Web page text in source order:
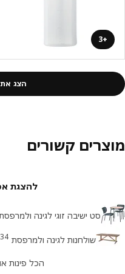
+3
הצג את
קשורים
להצגת
סט ישיבה זוגי לגינה ולמרפסת
שולחנות לגינה ולמרפסת 34
הכל פינות